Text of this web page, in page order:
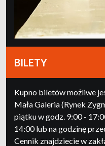
BILETY
Kupno biletów możliwe
Mała Galeria (Rynek
piątku w godz. 9:00 -
14:00 lub na godzinę
Cennik znajdziecie w